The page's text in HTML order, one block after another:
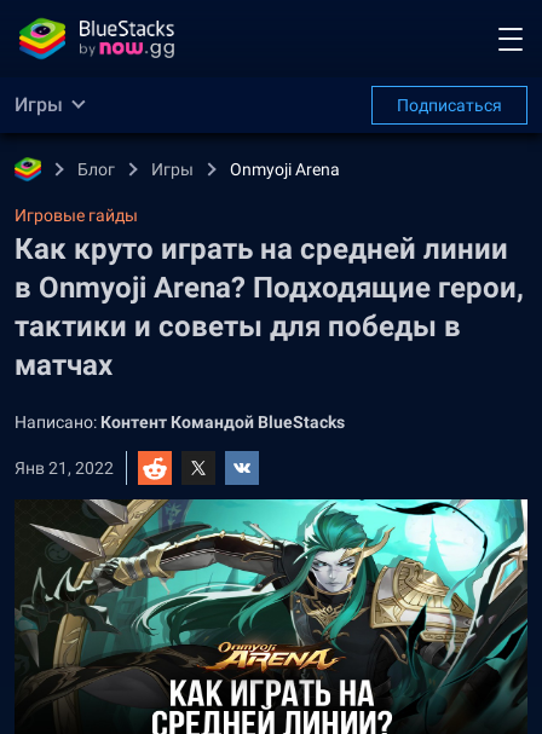
Игры Подписаться
Блог Игры Onmyoji Arena
Игровые гайды
Как круто играть на средней линии
в Onmyoji Arena? Подходящие герои,
тактики и советы для победы в
матчах
Написано: Контент Командой BlueStacks
Янв 21, 2022